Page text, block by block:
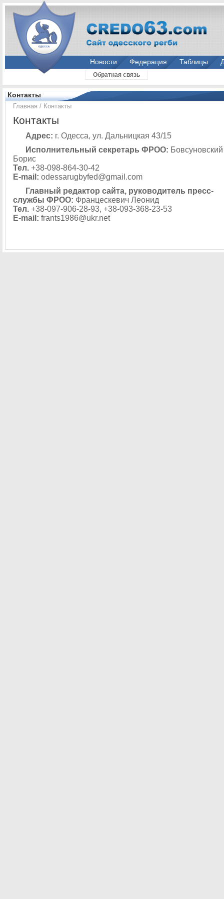
Новости Федерация Таблицы
Обратная связь
Контакты
Главная / Контакты
Контакты
Адрес: г. Одесса, ул. Дальницкая 43/15
Исполнительный секретарь ФРОО: Бовсуновский
Борис
Тел. +38-098-864-30-42
E-mail: odessarugbyfed@gmail.com
Главный редактор сайта, руководитель пресс-
службы ФРОО: Францескевич Леонид
Тел. +38-097-906-28-93, +38-093-368-23-53
E-mail: frants1986@ukr.net